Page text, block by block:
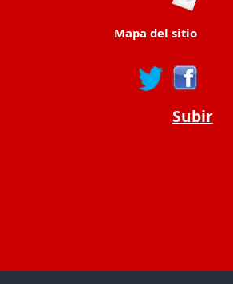
Mapa del sitio
Subir